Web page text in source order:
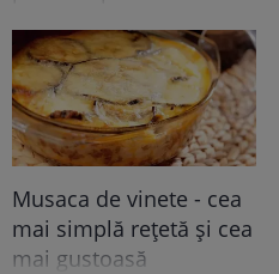
Musaca de vinete - cea
mai simplă rețetă și cea
mai gustoasă